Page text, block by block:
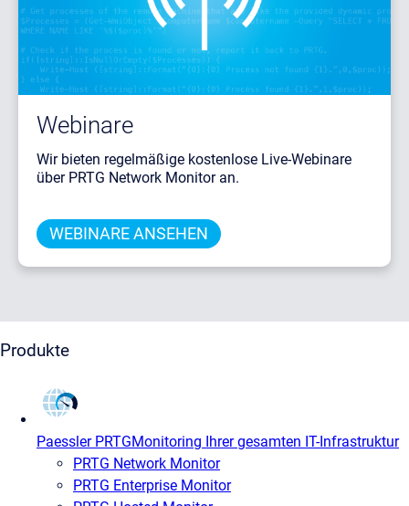
Webinare
Wir bieten regelmäßige kostenlose Live-Webinare
über PRTG Network Monitor an.
WEBINARE ANSEHEN
Produkte
Paessler PRTGMonitoring Ihrer gesamten IT-Infrastruktur
PRTG Network Monitor
PRTG Enterprise Monitor